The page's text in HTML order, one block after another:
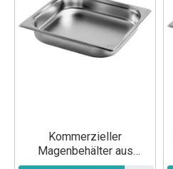
Kommerzieller
Magenbehälter aus
Edelstahl